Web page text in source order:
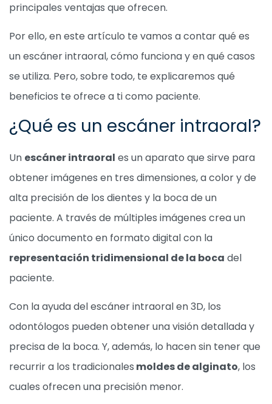
principales ventajas que ofrecen.
Por ello, en este artículo te vamos a contar qué es
un escáner intraoral, cómo funciona y en qué casos
se utiliza. Pero, sobre todo, te explicaremos qué
beneficios te ofrece a ti como paciente.
¿Qué es un escáner intraoral?
Un escáner intraoral es un aparato que sirve para
obtener imágenes en tres dimensiones, a color y de
alta precisión de los dientes y la boca de un
paciente. A través de múltiples imágenes crea un
único documento en formato digital con la
representación tridimensional de la boca del
paciente.
Con la ayuda del escáner intraoral en 3D, los
odontólogos pueden obtener una visión detallada y
precisa de la boca. Y, además, lo hacen sin tener que
recurrir a los tradicionales moldes de alginato, los
cuales ofrecen una precisión menor.